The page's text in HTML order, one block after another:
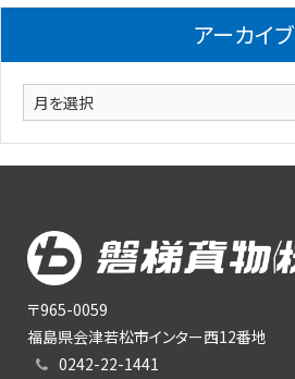
アーカイブ
ア
ー
〒965-0059
福島県会津若松市インター西12番地
0242-22-1441